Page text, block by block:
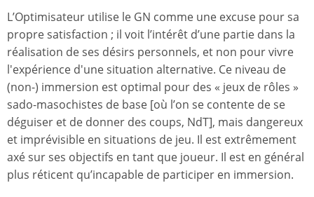
L’Optimisateur utilise le GN comme une excuse pour sa
propre satisfaction ; il voit l’intérêt d’une partie dans la
réalisation de ses désirs personnels, et non pour vivre
l'expérience d'une situation alternative. Ce niveau de
(non-) immersion est optimal pour des « jeux de rôles »
sado-masochistes de base [où l’on se contente de se
déguiser et de donner des coups, NdT], mais dangereux
et imprévisible en situations de jeu. Il est extrêmement
axé sur ses objectifs en tant que joueur. Il est en général
plus réticent qu’incapable de participer en immersion.